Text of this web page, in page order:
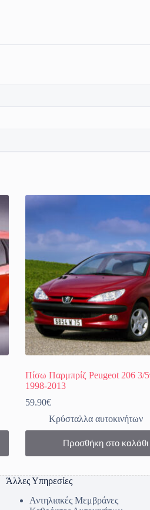
Πίσω Παρμπρίζ Peugeot 206 3/
1998-2013
59.90€
Κρύσταλλα αυτοκινήτων
Προσθήκη στο καλάθι
Άλλες Υπηρεσίες
Αντηλιακές Μεμβράνες